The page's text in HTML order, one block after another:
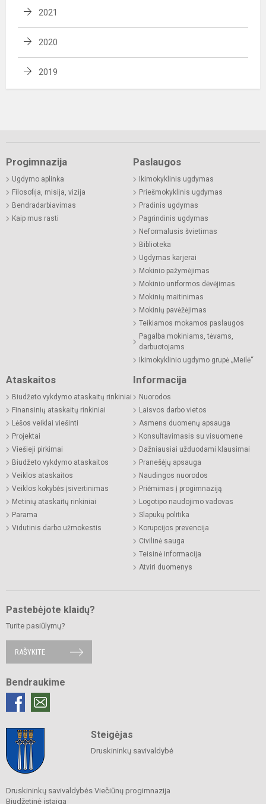
2021
2020
2019
Progimnazija
Ugdymo aplinka
Filosofija, misija, vizija
Bendradarbiavimas
Kaip mus rasti
Paslaugos
Ikimokyklinis ugdymas
Priešmokyklinis ugdymas
Pradinis ugdymas
Pagrindinis ugdymas
Neformalusis švietimas
Biblioteka
Ugdymas karjerai
Mokinio pažymėjimas
Mokinio uniformos dėvėjimas
Mokinių maitinimas
Mokinių pavėžėjimas
Teikiamos mokamos paslaugos
Pagalba mokiniams, tėvams,
darbuotojams
Ikimokyklinio ugdymo grupė „Meilė“
Ataskaitos
Biudžeto vykdymo ataskaitų rinkiniai
Finansinių ataskaitų rinkiniai
Lėšos veiklai viešinti
Projektai
Viešieji pirkimai
Biudžeto vykdymo ataskaitos
Veiklos ataskaitos
Veiklos kokybės įsivertinimas
Metinių ataskaitų rinkiniai
Parama
Vidutinis darbo užmokestis
Informacija
Nuorodos
Laisvos darbo vietos
Asmens duomenų apsauga
Konsultavimasis su visuomene
Dažniausiai užduodami klausimai
Pranešėjų apsauga
Naudingos nuorodos
Priėmimas į progimnaziją
Logotipo naudojimo vadovas
Slapukų politika
Korupcijos prevencija
Civilinė sauga
Teisinė informacija
Atviri duomenys
Pastebėjote klaidų?
Turite pasiūlymų?
RAŠYKITE
Bendraukime
Steigėjas
Druskininkų savivaldybė
Druskininkų savivaldybės Viečiūnų progimnazija
Biudžetinė įstaiga